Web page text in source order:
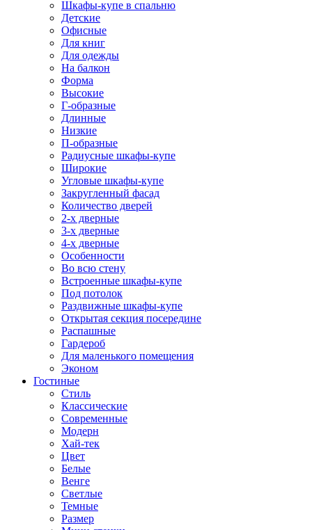
Шкафы-купе в спальню
Детские
Офисные
Для книг
Для одежды
На балкон
Форма
Высокие
Г-образные
Длинные
Низкие
П-образные
Радиусные шкафы-купе
Широкие
Угловые шкафы-купе
Закругленный фасад
Количество дверей
2-х дверные
3-х дверные
4-х дверные
Особенности
Во всю стену
Встроенные шкафы-купе
Под потолок
Раздвижные шкафы-купе
Открытая секция посередине
Распашные
Гардероб
Для маленького помещения
Эконом
Гостиные
Стиль
Классические
Современные
Модерн
Хай-тек
Цвет
Белые
Венге
Светлые
Темные
Размер